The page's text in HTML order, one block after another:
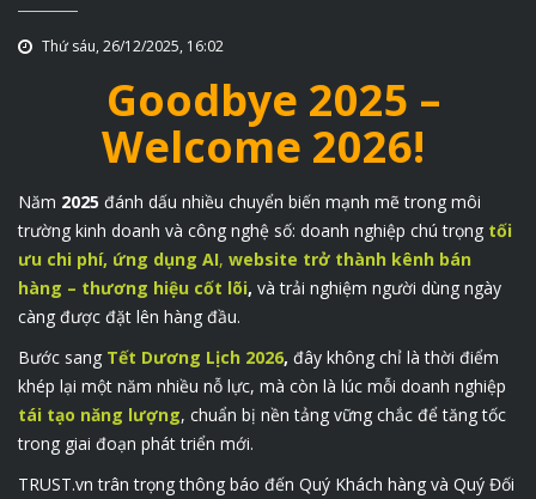
Thứ sáu, 26/12/2025, 16:02
Goodbye 2025 –
Welcome 2026!
Năm 2025 đánh dấu nhiều chuyển biến mạnh mẽ trong môi
trường kinh doanh và công nghệ số: doanh nghiệp chú trọng tối
ưu chi phí, ứng dụng AI, website trở thành kênh bán
hàng – thương hiệu cốt lõi, và trải nghiệm người dùng ngày
càng được đặt lên hàng đầu.
Bước sang Tết Dương Lịch 2026, đây không chỉ là thời điểm
khép lại một năm nhiều nỗ lực, mà còn là lúc mỗi doanh nghiệp
tái tạo năng lượng, chuẩn bị nền tảng vững chắc để tăng tốc
trong giai đoạn phát triển mới.
TRUST.vn trân trọng thông báo đến Quý Khách hàng và Quý Đối